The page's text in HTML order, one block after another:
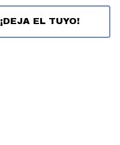
¡DEJA EL TUYO!